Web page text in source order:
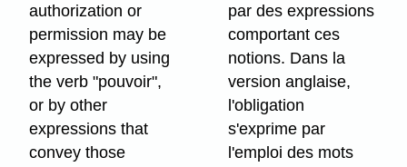
authorization or
permission may be
expressed by using
the verb "pouvoir",
or by other
expressions that
convey those
par des expressions
comportant ces
notions. Dans la
version anglaise,
l'obligation
s'exprime par
l'emploi des mots